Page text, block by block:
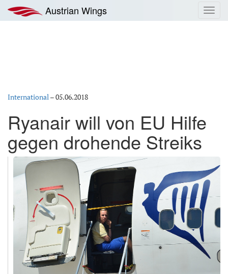
Inhalt
springen
Austrian Wings
International–05.06.2018
Ryanair will von EU Hilfe
gegen drohende Streiks